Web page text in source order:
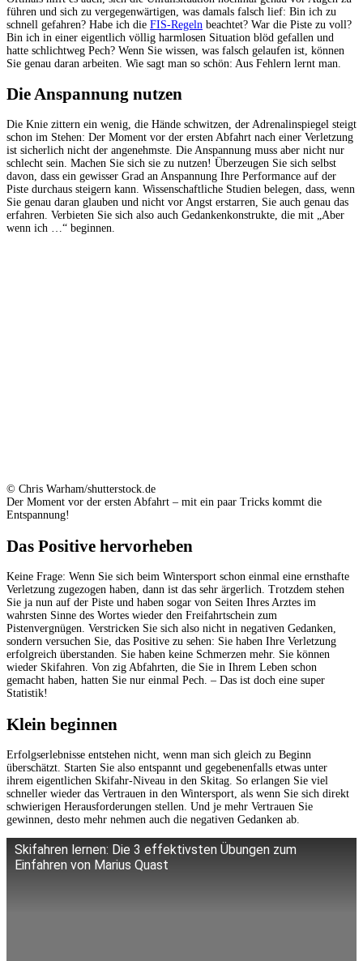
führen und sich zu vergegenwärtigen, was damals falsch lief: Bin ich zu
schnell gefahren? Habe ich die FIS-Regeln beachtet? War die Piste zu voll?
Bin ich in einer eigentlich völlig harmlosen Situation blöd gefallen und
hatte schlichtweg Pech? Wenn Sie wissen, was falsch gelaufen ist, können
Sie genau daran arbeiten. Wie sagt man so schön: Aus Fehlern lernt man.
Die Anspannung nutzen
Die Knie zittern ein wenig, die Hände schwitzen, der Adrenalinspiegel steigt
schon im Stehen: Der Moment vor der ersten Abfahrt nach einer Verletzung
ist sicherlich nicht der angenehmste. Die Anspannung muss aber nicht nur
schlecht sein. Machen Sie sich sie zu nutzen! Überzeugen Sie sich selbst
davon, dass ein gewisser Grad an Anspannung Ihre Performance auf der
Piste durchaus steigern kann. Wissenschaftliche Studien belegen, dass, wenn
Sie genau daran glauben und nicht vor Angst erstarren, Sie auch genau das
erfahren. Verbieten Sie sich also auch Gedankenkonstrukte, die mit „Aber
wenn ich …“ beginnen.
© Chris Warham/shutterstock.de
Der Moment vor der ersten Abfahrt – mit ein paar Tricks kommt die
Entspannung!
Das Positive hervorheben
Keine Frage: Wenn Sie sich beim Wintersport schon einmal eine ernsthafte
Verletzung zugezogen haben, dann ist das sehr ärgerlich. Trotzdem stehen
Sie ja nun auf der Piste und haben sogar von Seiten Ihres Arztes im
wahrsten Sinne des Wortes wieder den Freifahrtschein zum
Pistenvergnügen. Verstricken Sie sich also nicht in negativen Gedanken,
sondern versuchen Sie, das Positive zu sehen: Sie haben Ihre Verletzung
erfolgreich überstanden. Sie haben keine Schmerzen mehr. Sie können
wieder Skifahren. Von zig Abfahrten, die Sie in Ihrem Leben schon
gemacht haben, hatten Sie nur einmal Pech. – Das ist doch eine super
Statistik!
Klein beginnen
Erfolgserlebnisse entstehen nicht, wenn man sich gleich zu Beginn
überschätzt. Starten Sie also entspannt und gegebenenfalls etwas unter
ihrem eigentlichen Skifahr-Niveau in den Skitag. So erlangen Sie viel
schneller wieder das Vertrauen in den Wintersport, als wenn Sie sich direkt
schwierigen Herausforderungen stellen. Und je mehr Vertrauen Sie
gewinnen, desto mehr nehmen auch die negativen Gedanken ab.
Skifahren lernen: Die 3 effektivsten Übungen zum
Einfahren von Marius Quast